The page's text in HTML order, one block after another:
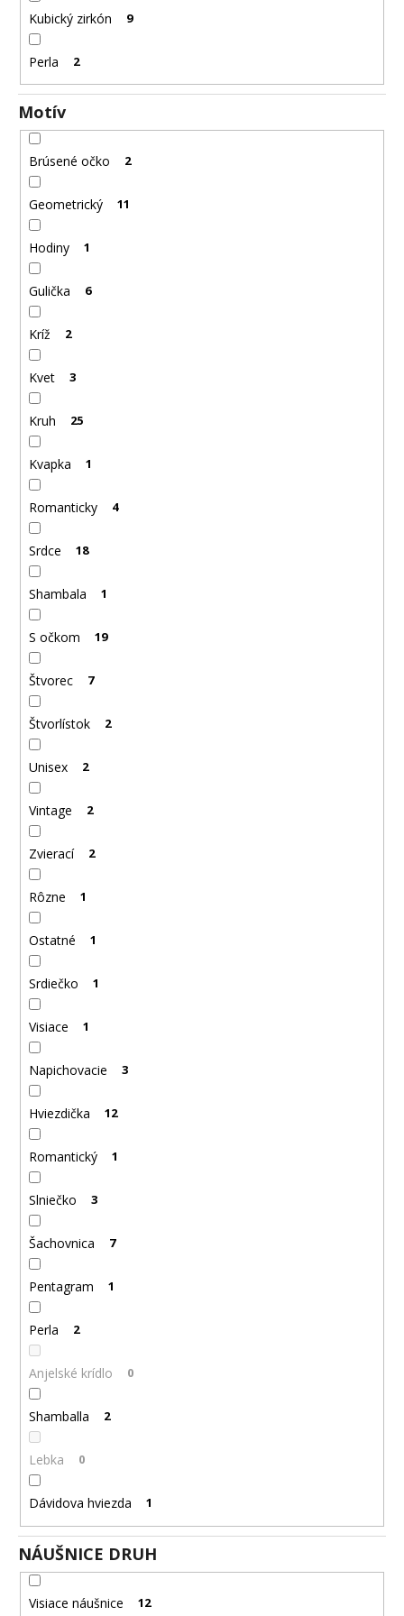
Kubický zirkón 9
Perla 2
Motív
Brúsené očko 2
Geometrický 11
Hodiny 1
Gulička 6
Kríž 2
Kvet 3
Kruh 25
Kvapka 1
Romanticky 4
Srdce 18
Shambala 1
S očkom 19
Štvorec 7
Štvorlístok 2
Unisex 2
Vintage 2
Zvierací 2
Rôzne 1
Ostatné 1
Srdiečko 1
Visiace 1
Napichovacie 3
Hviezdička 12
Romantický 1
Slniečko 3
Šachovnica 7
Pentagram 1
Perla 2
Anjelské krídlo 0
Shamballa 2
Lebka 0
Dávidova hviezda 1
NÁUŠNICE DRUH
Visiace náušnice 12
m
OCEĽOVÁ
RETIAZKA
PRÍVESKOM
KRÍŽ
DAMIAN
PRI
TOMTO
PRODUKTE
SI
MÔŽETE
ZVOLIŤ
DĹŽKU
RETIAZKY
16,48